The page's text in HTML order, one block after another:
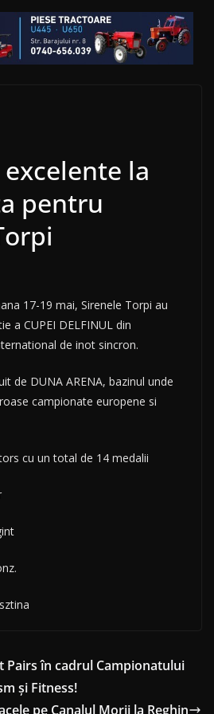
la
pentru
17-19 mai, Sirenele Torpi au
a CUPEI DELFINUL din
de inot sincron.
de DUNA ARENA, bazinul unde
campionate europene si
cu un total de 14 medalii
Pairs în cadrul Campionatului
și Fitness!
pe Canalul Morii la Reghin